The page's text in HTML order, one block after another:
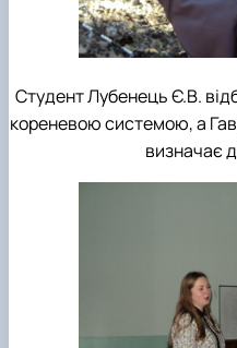
Студент Лубенець Є.В.
кореневою системою, а
визначає